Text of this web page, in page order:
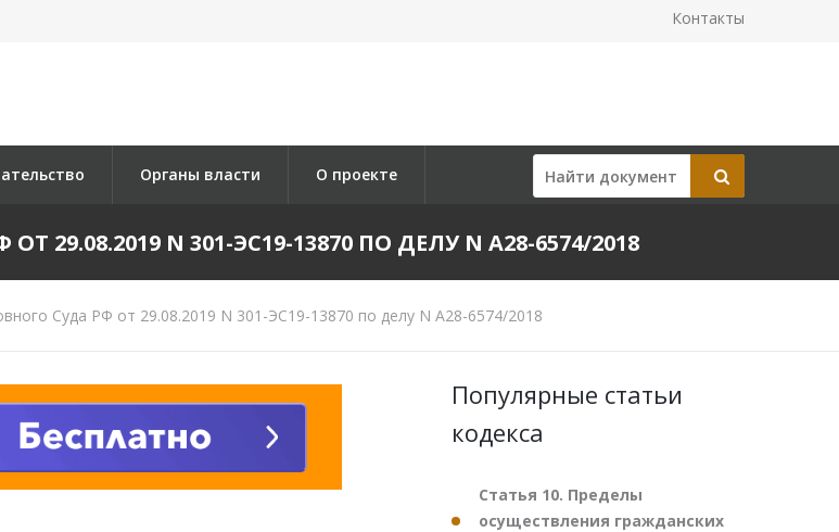
Контакты
Органы власти О проекте
N 301-ЭС19-13870 ПО ДЕЛУ N А28-6574/2018
Суда РФ от 29.08.2019 N 301-ЭС19-13870 по делу N А28-6574/2018
Популярные статьи
кодекса
Статья 10. Пределы
осуществления гражданских